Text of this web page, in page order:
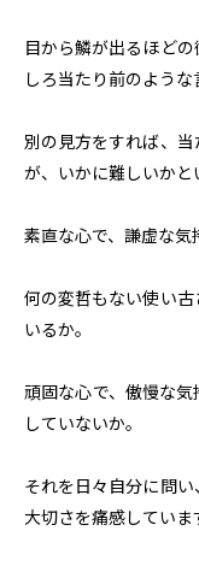
目から鱗が出るほど
しろ当たり前のよう
別の見方をすれば、
が、いかに難しいかと
素直な心で、謙虚な
何の変哲もない使い
いるか。
頑固な心で、傲慢な
していないか。
それを日々自分に問
大切さを痛感していま